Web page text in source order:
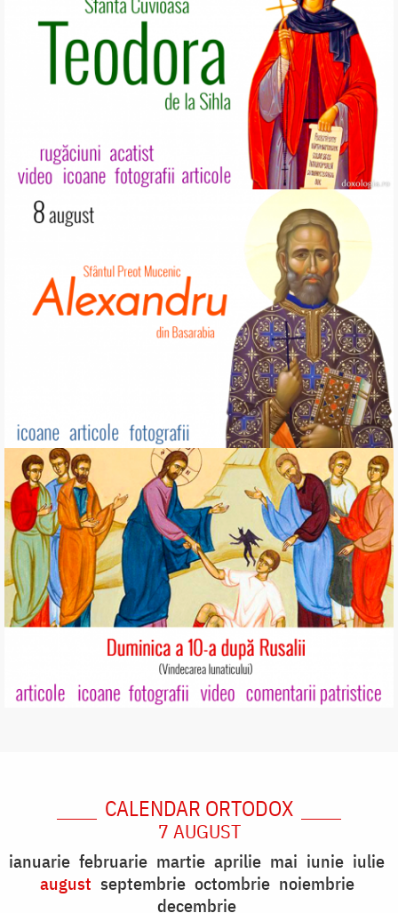
CALENDAR ORTODOX
7 AUGUST
ianuarie februarie martie aprilie mai iunie iulie
august septembrie octombrie noiembrie
decembrie